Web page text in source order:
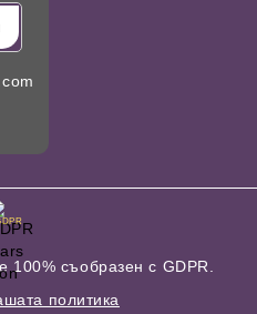
съобразен с GDPR.
политика